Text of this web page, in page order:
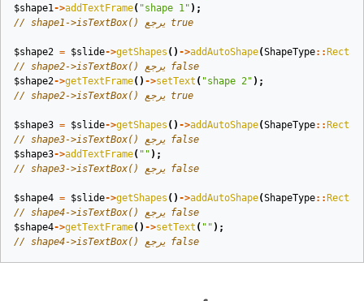
$shape1 ->addTextFrame( "shape 1" );
// shape1->isTextBox() يرجع true
$shape2 = $slide->getShapes () ->addAutoShape(ShapeType::
// shape2->isTextBox() يرجع false
$shape2->getTextFrame() ->setText ( "shape 2" );
// shape2->isTextBox() يرجع true
$shape3 = $slide->getShapes () ->addAutoShape(ShapeType::
// shape3->isTextBox() يرجع false
$shape3->addTextFrame( "" );
// shape3->isTextBox() يرجع false
$shape4 = $slide->getShapes () ->addAutoShape(ShapeType::
// shape4->isTextBox() يرجع false
$shape4->getTextFrame() ->setText ( "" );
// shape4->isTextBox() يرجع false